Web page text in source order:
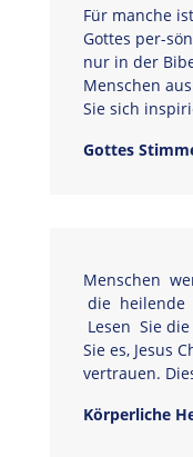
Für manche
Gottes per-
nur in der
Menschen
Sie sich
Gottes
Menschen
die heilende
Lesen Sie
Sie es, Jesus
vertrauen.
Körperliche